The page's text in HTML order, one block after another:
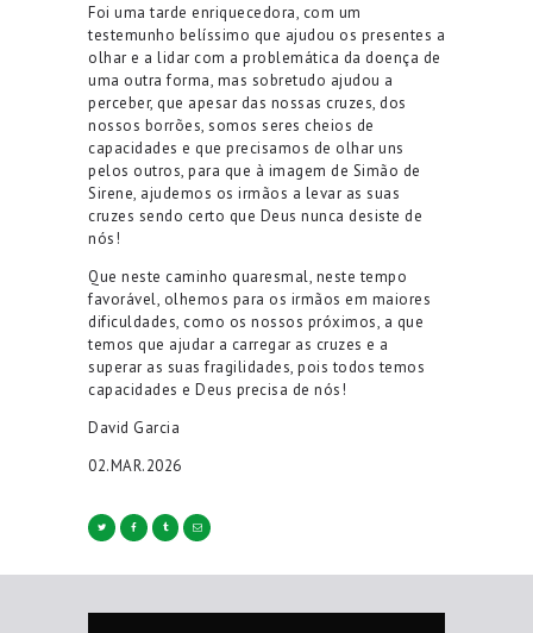
Foi uma tarde enriquecedora, com um
testemunho belíssimo que ajudou os presentes a
olhar e a lidar com a problemática da doença de
uma outra forma, mas sobretudo ajudou a
perceber, que apesar das nossas cruzes, dos
nossos borrões, somos seres cheios de
capacidades e que precisamos de olhar uns
pelos outros, para que à imagem de Simão de
Sirene, ajudemos os irmãos a levar as suas
cruzes sendo certo que Deus nunca desiste de
nós!
Que neste caminho quaresmal, neste tempo
favorável, olhemos para os irmãos em maiores
dificuldades, como os nossos próximos, a que
temos que ajudar a carregar as cruzes e a
superar as suas fragilidades, pois todos temos
capacidades e Deus precisa de nós!
David Garcia
02.MAR.2026